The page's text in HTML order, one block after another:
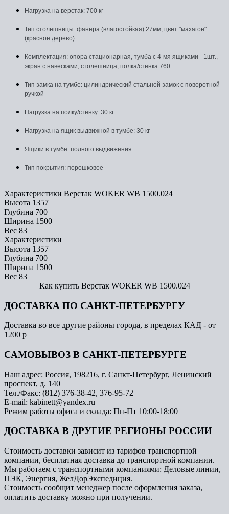
Нагрузка на верстак: 700 кг
Тип столешницы: фанера (влагостойкая) 27мм, цвет "махагон"
(красное дерево)
Комплектация: опора стационарная, тумба с 4-мя ящиками - 1шт.,
экран с навесками, столешница, полка/стенка 760
Тип замка на тумбе: цилиндрический стальной замок с поворотной
ручкой
Нагрузка на полку/стенку: 30 кг
Нагрузка на ящик выдвижной в тумбе: 30 кг
Ящики в тумбе: полного выдвижения
Тип покрытия: порошковое
Характеристики Верстак WOKER WB 1500.024
Высота 1357
Глубина 700
Ширина 1500
Вес 83
Характеристики
Высота 1357
Глубина 700
Ширина 1500
Вес 83
Как купить Верстак WOKER WB 1500.024
ДОСТАВКА ПО САНКТ-ПЕТЕРБУРГУ
Доставка во все другие районы города, в пределах КАД - от
1200 р
САМОВЫВОЗ В САНКТ-ПЕТЕРБУРГЕ
Наш адрес: Россия, 198216, г. Санкт-Петербург, Ленинский
проспект, д. 140
Тел./Факс: (812) 376-38-42, 376-95-72
E-mail: kabinett@yandex.ru
Режим работы офиса и склада: Пн-Пт 10:00-18:00
ДОСТАВКА В ДРУГИЕ РЕГИОНЫ РОССИИ
Стоимость доставки зависит из тарифов транспортной
компании, бесплатная доставка до транспортной компании.
Мы работаем с транспортными компаниями: Деловые линии,
ПЭК, Энергия, ЖелДорЭкспедиция.
Стоимость сообщит менеджер после оформления заказа,
оплатить доставку можно при получении.